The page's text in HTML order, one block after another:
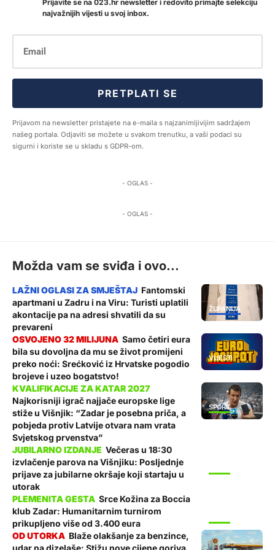
Prijavite se na 023.hr newsletter i redovito primajte selekciju
najvažnijih vijesti u svoj inbox.
PRETPLATI SE
Prijavom na newsletter pristajete na e-maila s najzanimljivijim sadržajem
našeg portala. Odjaviti se možete u svakom trenutku, a vaši podaci su
sigurni i koriste se u skladu s GDPR-om.
- OGLAS -
- OGLAS -
Možda vam se sviđa i ovo...
ŽUPANIJA
Fantomski
apartmani u Zadru i na Viru: Turisti uplatili
akontacije pa na adresi shvatili da su
prevareni
VIJESTI
Samo četiri eura
bila su dovoljna da mu se život promijeni
preko noći: Srećković iz Hrvatske pogodio
brojeve i uzeo bogatstvo!
SPORT
Najkorisniji igrač najjače europske lige
stiže u Višnjik: “Zadar je posebna priča, a
pobjeda protiv Latvije otvara nam vrata
Svjetskog prvenstva”
Večeras u 18:30
izvlačenje parova na Višnjiku: Posljednje
prijave za jubilarne okršaje koji startaju u
utorak
Srce Kožina za Boccia
klub Zadar: Humanitarnim turnirom
prikupljeno više od 3.400 eura
Blaže olakšanje za benzince,